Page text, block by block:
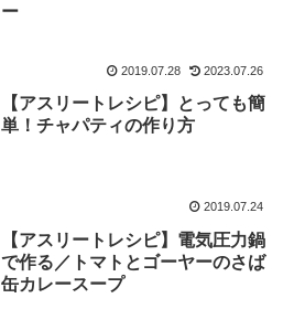
ー
2019.07.28 2023.07.26
【アスリートレシピ】とっても簡
単！チャパティの作り方
2019.07.24
【アスリートレシピ】電気圧力鍋
で作る／トマトとゴーヤーのさば
缶カレースープ